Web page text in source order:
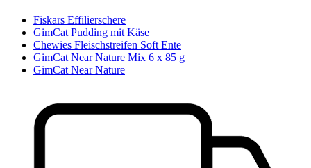
Fiskars Effilierschere
GimCat Pudding mit Käse
Chewies Fleischstreifen Soft Ente
GimCat Near Nature Mix 6 x 85 g
GimCat Near Nature